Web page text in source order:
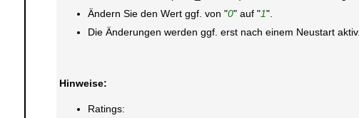
Ändern Sie den Wert ggf. von "0" auf "1".
Die Änderungen werden ggf. erst nach einem Neustart aktiv.
Hinweise:
Ratings: